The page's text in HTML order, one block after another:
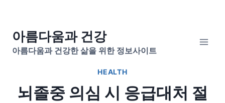
Skip아름다움과 건강
아름다움과 건강한 삶을 위한 정보사이트
HEALTH
뇌졸중 의심 시 응급대처 절